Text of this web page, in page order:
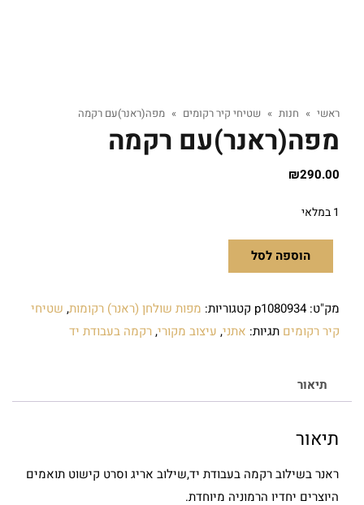
ראשי » חנות » שטיחי קיר רקומים » מפה(ראנר)עם רקמה
מפה(ראנר)עם רקמה
₪290.00
1 במלאי
הוספה לסל
מק"ט: p1080934 קטגוריות: מפות שולחן (ראנר) רקומות, שטיחי
קיר רקומים תגיות: אתני, עיצוב מקורי,רקמה בעבודת יד
תיאור
תיאור
ראנר בשילוב רקמה בעבודת יד,שילוב אריג וסרט קישוט תואמים
היוצרים יחדיו הרמוניה מיוחדת.